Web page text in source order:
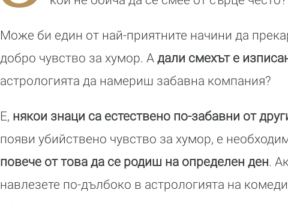
Може би един от най-приятните начини да
добро чувство за хумор. А дали смехът е
астрологията да намериш забавна компания?
Е, някои знаци са естествено по-забавни от
появи убийствено чувство за хумор, е
повече от това да се родиш на определен ден.
навлезете по-дълбоко в астрологията на